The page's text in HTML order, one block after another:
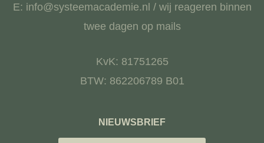
E: info@systeemacademie.nl / wij reageren binnen
twee dagen op mails
KvK: 81751265
BTW: 862206789 B01
NIEUWSBRIEF